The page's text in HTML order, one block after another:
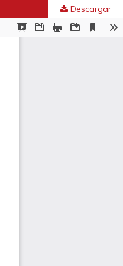
Descargar